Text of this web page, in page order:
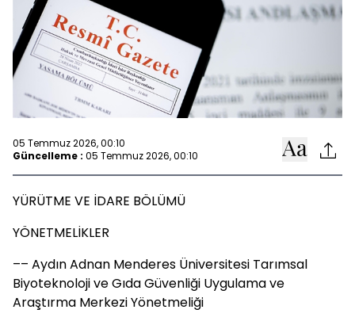
05 Temmuz 2026, 00:10
Güncelleme : 05 Temmuz 2026, 00:10
YÜRÜTME VE İDARE BÖLÜMÜ
YÖNETMELİKLER
–– Aydın Adnan Menderes Üniversitesi Tarımsal
Biyoteknoloji ve Gıda Güvenliği Uygulama ve
Araştırma Merkezi Yönetmeliği